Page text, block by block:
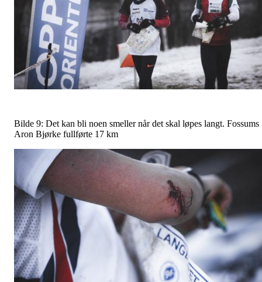
Bilde 9: Det kan bli noen smeller når det skal løpes langt. Fossums
Aron Bjørke fullførte 17 km